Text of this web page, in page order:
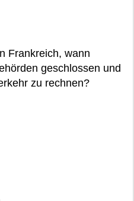
Frankreich, wann
geschlossen und
zu rechnen?